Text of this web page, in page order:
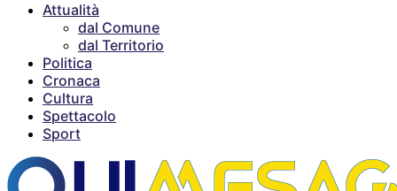
Attualità
dal Comune
dal Territorio
Politica
Cronaca
Cultura
Spettacolo
Sport